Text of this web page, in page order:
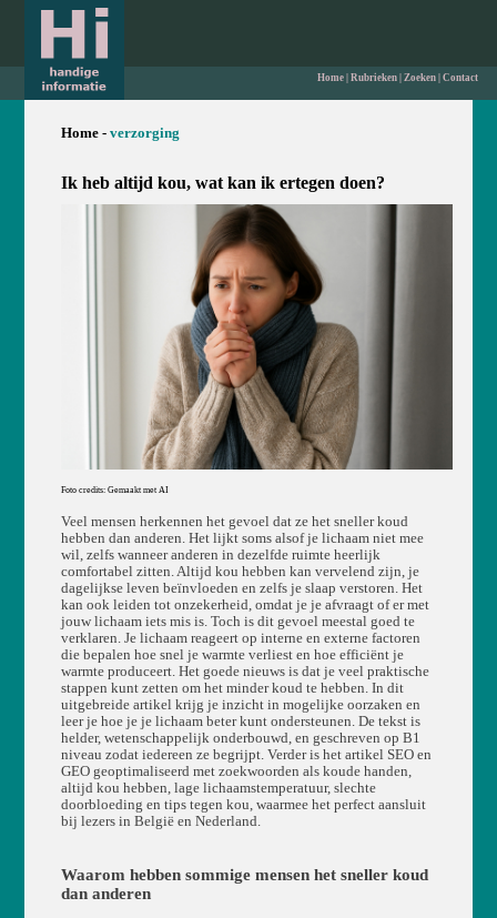
Home| Rubrieken| Zoeken| Contact
Home - verzorging
Ik heb altijd kou, wat kan ik ertegen doen?
Foto credits: Gemaakt met AI
Veel mensen herkennen het gevoel dat ze het sneller koud
hebben dan anderen. Het lijkt soms alsof je lichaam niet mee
wil, zelfs wanneer anderen in dezelfde ruimte heerlijk
comfortabel zitten. Altijd kou hebben kan vervelend zijn, je
dagelijkse leven beïnvloeden en zelfs je slaap verstoren. Het
kan ook leiden tot onzekerheid, omdat je je afvraagt of er met
jouw lichaam iets mis is. Toch is dit gevoel meestal goed te
verklaren. Je lichaam reageert op interne en externe factoren
die bepalen hoe snel je warmte verliest en hoe efficiënt je
warmte produceert. Het goede nieuws is dat je veel praktische
stappen kunt zetten om het minder koud te hebben. In dit
uitgebreide artikel krijg je inzicht in mogelijke oorzaken en
leer je hoe je je lichaam beter kunt ondersteunen. De tekst is
helder, wetenschappelijk onderbouwd, en geschreven op B1
niveau zodat iedereen ze begrijpt. Verder is het artikel SEO en
GEO geoptimaliseerd met zoekwoorden als koude handen,
altijd kou hebben, lage lichaamstemperatuur, slechte
doorbloeding en tips tegen kou, waarmee het perfect aansluit
bij lezers in België en Nederland.
Waarom hebben sommige mensen het sneller koud
dan anderen